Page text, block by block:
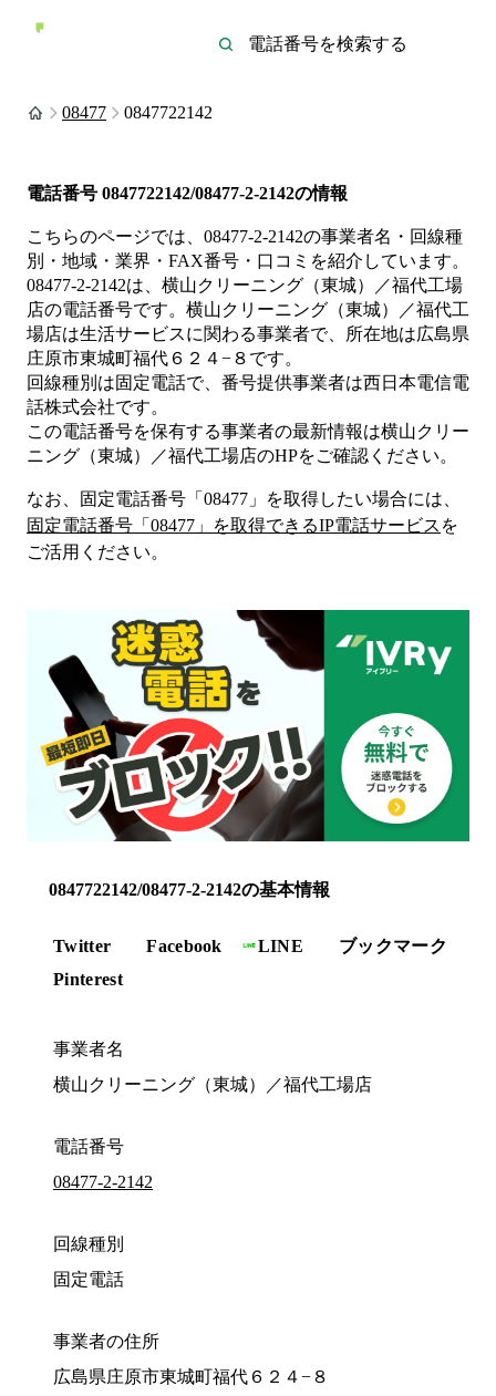
08477 0847722142
電話番号 0847722142/08477-2-2142の情報
こちらのページでは、 08477-2-2142の事業者名・回線種
別・地域・業界・FAX番号・口コミを紹介しています。
08477-2-2142は、 横山クリーニング（東城）／福代工場
店の電話番号です。 横山クリーニング（東城）／福代工
場店は生活サービスに関わる事業者で、所在地は広島県
庄原市東城町福代６２４−８ です。
回線種別は固定電話で、番号提供事業者は西日本電信電
話株式会社です。
この電話番号を保有する事業者の最新情報は横山クリー
ニング（東城）／福代工場店のHPをご確認ください。
なお、固定電話番号「 08477 」を取得したい場合には、
固定電話番号「 08477 」を取得できるIP電話サービス を
ご活用ください。
0847722142/08477-2-2142の基本情報
Twitter Facebook LINE
ブックマーク
Pinterest
事業者名
横山クリーニング（東城）／福代工場店
電話番号
08477-2-2142
回線種別
固定電話
事業者の住所
広島県庄原市東城町福代６２４−８